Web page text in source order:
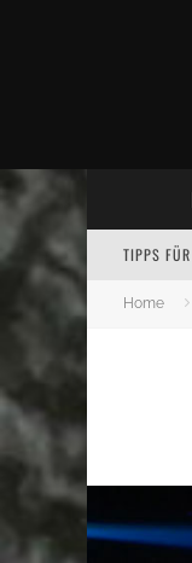
TIPPS
Home